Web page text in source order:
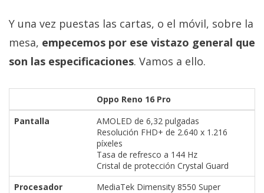
Y una vez puestas las cartas, o el móvil, sobre la
mesa, empecemos por ese vistazo general que
son las especificaciones. Vamos a ello.
Oppo Reno 16 Pro
Pantalla
AMOLED de 6,32 pulgadas
Resolución FHD+ de 2.640 x 1.216
píxeles
Tasa de refresco a 144 Hz
Cristal de protección Crystal Guard
Procesador
MediaTek Dimensity 8550 Super